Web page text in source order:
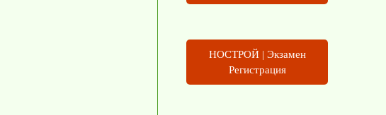
НОСТРОЙ | Экзамен
Регистрация